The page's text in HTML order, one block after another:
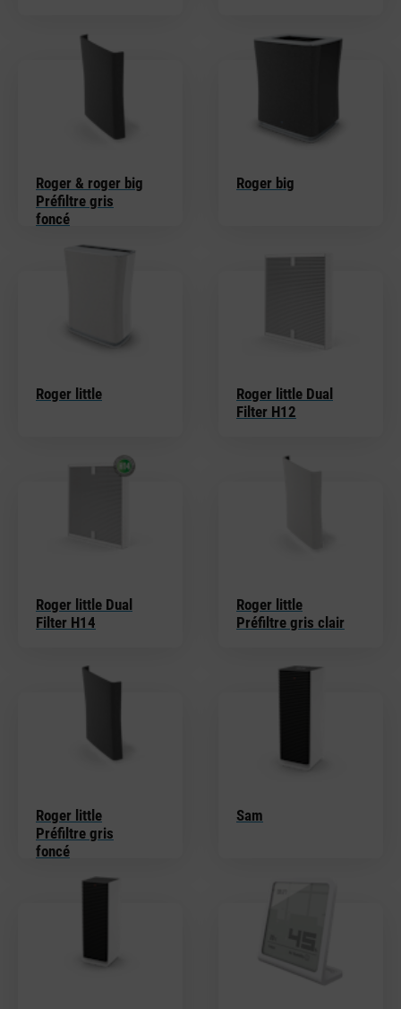
Roger & roger big
Préfiltre gris
foncé
Roger big
Roger little
Roger little Dual
Filter H12
Roger little Dual
Filter H14
Roger little
Préfiltre gris clair
Roger little
Préfiltre gris
foncé
Sam